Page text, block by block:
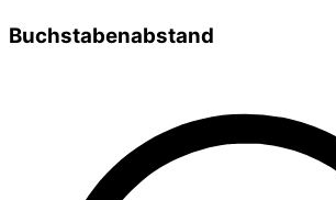
Buchstabenabstand